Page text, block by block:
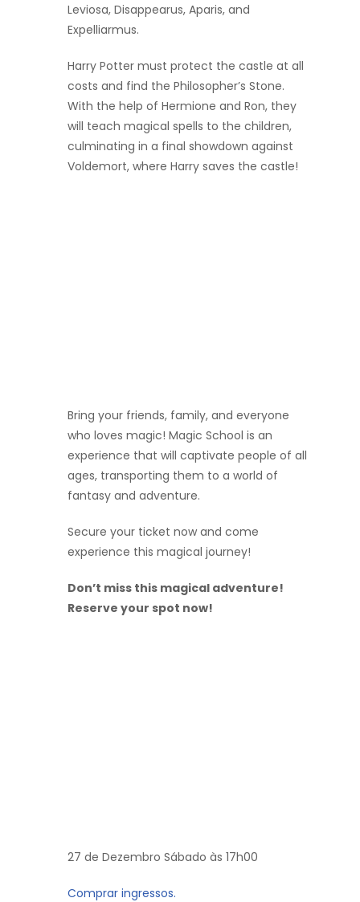
Leviosa, Disappearus, Aparis, and
Expelliarmus.
Harry Potter must protect the castle at all
costs and find the Philosopher’s Stone.
With the help of Hermione and Ron, they
will teach magical spells to the children,
culminating in a final showdown against
Voldemort, where Harry saves the castle!
Bring your friends, family, and everyone
who loves magic! Magic School is an
experience that will captivate people of all
ages, transporting them to a world of
fantasy and adventure.
Secure your ticket now and come
experience this magical journey!
Don’t miss this magical adventure!
Reserve your spot now!
27 de Dezembro Sábado às 17h00
Comprar ingressos.